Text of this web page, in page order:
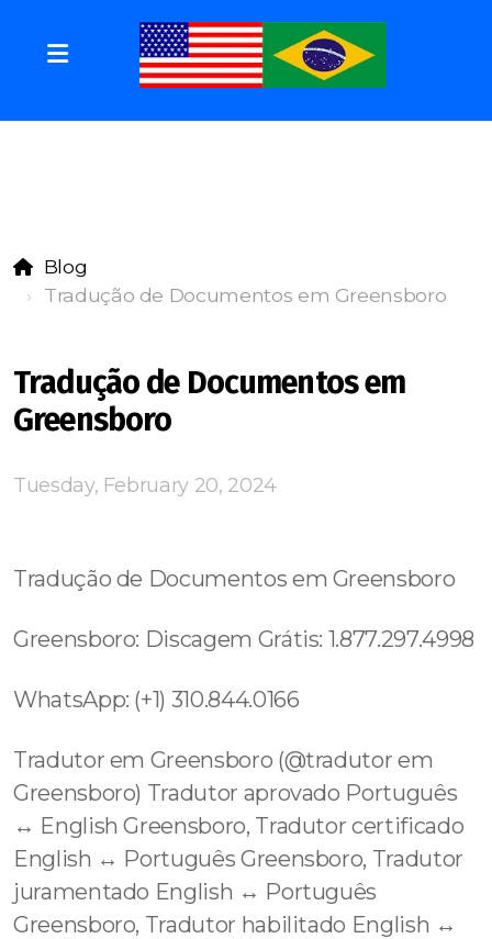
Blog
Tradução de Documentos em Greensboro
Tradução de Documentos em
Greensboro
Tuesday, February 20, 2024
Tradução de Documentos em Greensboro
Greensboro: Discagem Grátis: 1.877.297.4998
WhatsApp: (+1) 310.844.0166
Tradutor em Greensboro (@tradutor em
Greensboro) Tradutor aprovado Português
↔️ English Greensboro, Tradutor certificado
English ↔️ Português Greensboro, Tradutor
juramentado English ↔️ Português
Greensboro, Tradutor habilitado English ↔️